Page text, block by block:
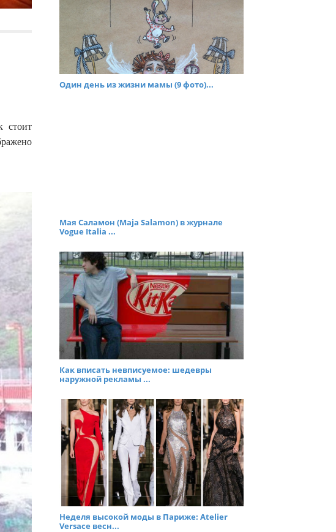
стоит
Один день из жизни мамы (9 фото)...
Мая Саламон (Maja Salamon) в журнале
Vogue Italia ...
Как вписать невписуемое: шедевры
наружной рекламы ...
Неделя высокой моды в Париже: Atelier
Versace весн...